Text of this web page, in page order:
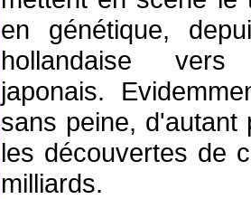
en génétique,
hollandaise
japonais.
sans peine,
les découvertes de
milliards.